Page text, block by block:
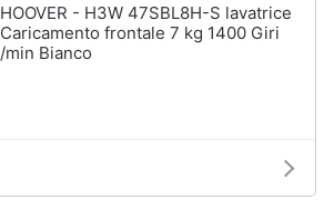
HOOVER - H3W 47SBL8H-S lavatrice
Caricamento frontale 7 kg 1400 Giri
/min Bianco